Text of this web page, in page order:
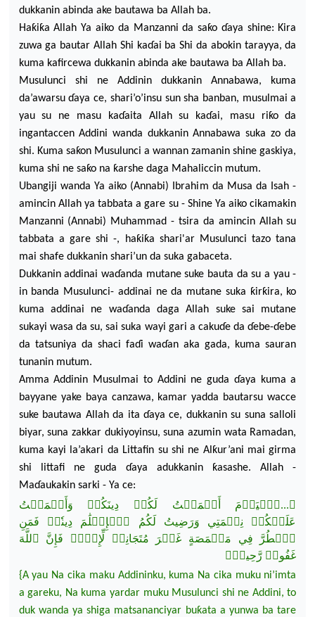
dukkanin abinda ake bautawa ba Allah ba.
Haƙiƙa Allah Ya aiko da Manzanni da saƙo ɗaya shine: Kira
zuwa ga bautar Allah Shi kaɗai ba Shi da abokin tarayya, da
kuma kafircewa dukkanin abinda ake bautawa ba Allah ba.
Musulunci shi ne Addinin dukkanin Annabawa, kuma
da’awarsuɗaya ce, shari’o’insu sun sha banban, musulmai a
yau su ne masu kaɗaita All ah su kaɗai, masu riƙo da
ingantaccen Addini wanda dukkanin Annabawa suka zo da
shi. Kuma saƙon Musulunci a wannan zamanin shine gaskiya,
kuma shi ne saƙo na ƙarshe daga Mahaliccin mutum.
Ubangiji wanda Ya aiko (Annabi) Ibrahim da Musa da Isah -
amincin Al lah ya tabbata a gare su - Shine Ya aiko cikamakin
Manzanni (Annabi) Muhammad - tsira da amincin Allah su
tabbata a gare shi -, haƙiƙa shari'ar Musulunci tazo tana
mai shafe dukkanin shari’un da suka gabaceta.
Dukkanin addinai waɗanda mutane suke bauta dasu a yau -
in banda Musulunci- addinai ne da mutane suka ƙirƙira, ko
kuma addinai ne waɗanda daga Allah suke sai mutane
sukayi wasa da su, sai suka wayi gari a cakuɗe daɗebe-ɗebe
da tatsuniya da shaci faɗi waɗan aka gada, kuma sauran
tunanin mutum.
Amma Addinin Musulmai to Addini ne guda ɗaya kuma a
bayyane yake baya canzawa, kamar yadda bautarsu wacce
suke bautawa Allah da ita ɗaya ce, dukkanin su suna salloli
biyar, suna zakkar dukiyoyinsu, suna azumin wata Ramadan,
kuma kayi la’akari da Littafin su shi ne Alƙur’ani mai girma
shi littafi ne guda ɗaya adukkanin ƙasashe.Allah -
Maɗaukakin sarki - Ya ce:
﴿...ٱلۡيَوۡمَ أَكۡمَلۡتُ لَكُمۡ دِينَكُمۡ وَأَتۡمَمۡتُ
عَلَيۡكُمۡ نِعۡمَتِي وَرَضِيتُ لَكُمُ ٱلۡإِسۡلَٰمَ دِينٗاۚ فَمَنِ
ٱضۡطُرَّ فِي مَخۡمَصَةٍ غَيۡرَ مُتَجَانِفٖ لِّإِثۡمٖ فَإِنَّ ٱللَّهَ
غَفُورٞ رَّحِيمٞ﴾
{A yau Na cika maku Addininku, kuma Na cika muku ni’imta
a gareku, Na kuma yardar muku Musulunci shi ne Addini, to
duk wanda ya shiga matsananciyar buƙata a yunwa ba tare